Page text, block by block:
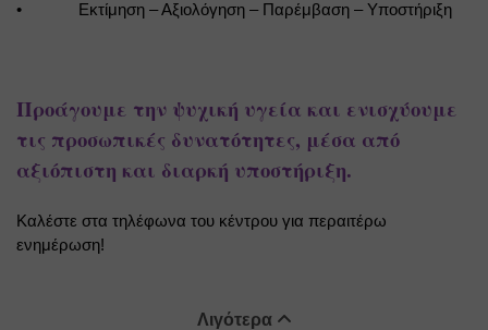
• Εκτίμηση – Αξιολόγηση – Παρέμβαση – Υποστήριξη
Προάγουμε την ψυχική υγεία και ενισχύουμε
τις προσωπικές δυνατότητες, μέσα από
αξιόπιστη και διαρκή υποστήριξη.
Καλέστε στα τηλέφωνα του κέντρου για περαιτέρω
ενημέρωση!
Λιγότερα